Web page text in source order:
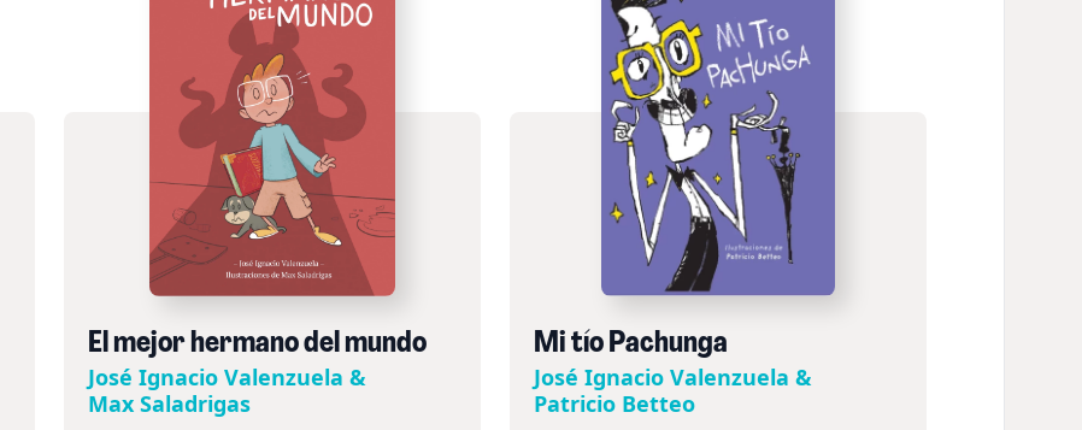
El mejor hermano del mundo
José Ignacio Valenzuela &
Max Saladrigas
Mi tío Pachunga
José Ignacio Valenzuela &
Patricio Betteo